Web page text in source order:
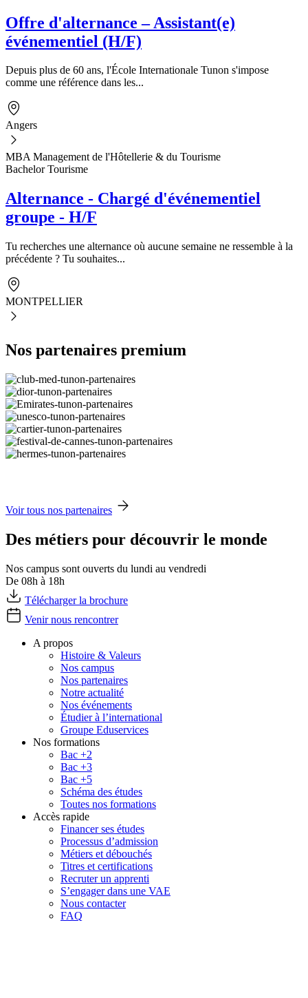
Offre d'alternance – Assistant(e)
événementiel (H/F)
Depuis plus de 60 ans, l'École Internationale Tunon s'impose
comme une référence dans les...
Angers
MBA Management de l'Hôtellerie & du Tourisme
Bachelor Tourisme
Alternance - Chargé d'événementiel
groupe - H/F
Tu recherches une alternance où aucune semaine ne ressemble à la
précédente ? Tu souhaites...
MONTPELLIER
Nos partenaires premium
Voir tous nos partenaires
Des métiers pour découvrir le monde
Nos campus sont ouverts du lundi au vendredi
De 08h à 18h
Télécharger la brochure
Venir nous rencontrer
A propos
Histoire & Valeurs
Nos campus
Nos partenaires
Notre actualité
Nos événements
Étudier à l’international
Groupe Eduservices
Nos formations
Bac +2
Bac +3
Bac +5
Schéma des études
Toutes nos formations
Accès rapide
Financer ses études
Processus d’admission
Métiers et débouchés
Titres et certifications
Recruter un apprenti
S’engager dans une VAE
Nous contacter
FAQ